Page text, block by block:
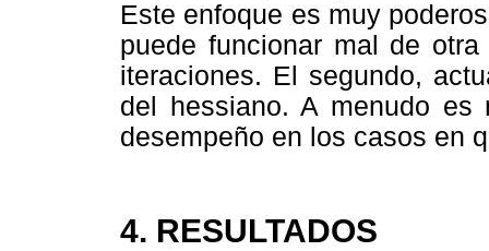
Este enfoque es muy
puede funcionar mal de
iteraciones. El segundo,
del hessiano. A menudo
desempeño en los casos en
4. RESULTADOS